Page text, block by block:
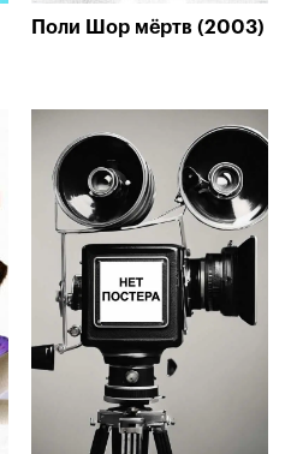
Поли Шор мёртв (2003)